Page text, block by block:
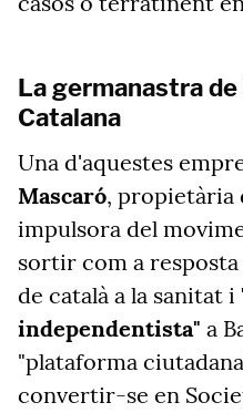
La germanastra
Catalana
Una d'aquestes
Mascaró, propietària
impulsora del
sortir com a
de català a la sanitat i
independentista" a
"plataforma
convertir-se en